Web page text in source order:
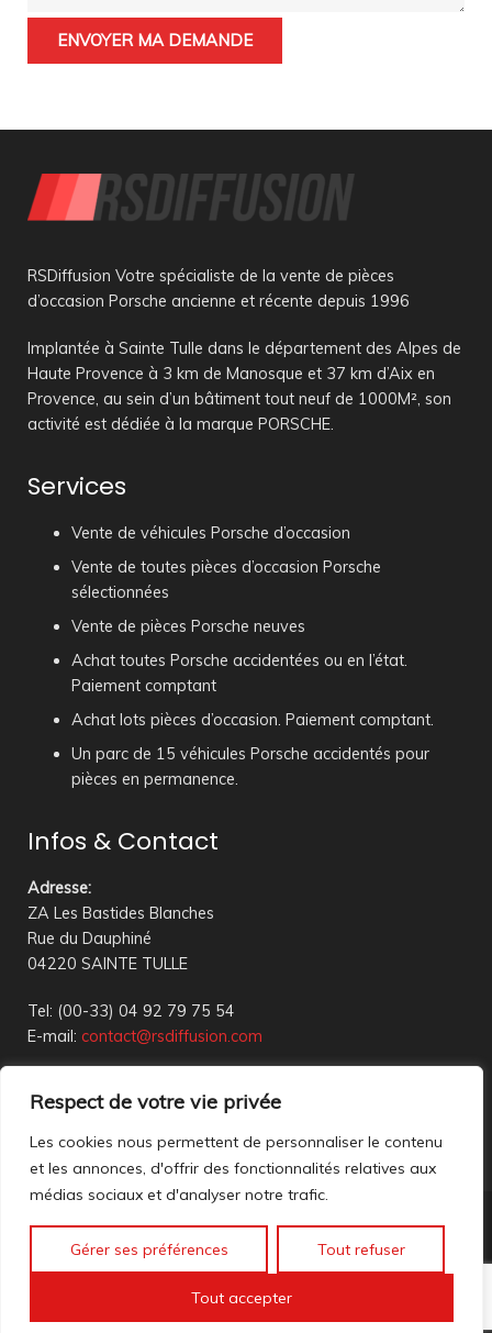
Respect de votre vie privée
Les cookies nous permettent de personnaliser le contenu
et les annonces, d'offrir des fonctionnalités relatives aux
médias sociaux et d'analyser notre trafic.
Gérer ses préférences Tout refuser
Tout accepter
RSDiffusion Votre spécialiste de la vente de pièces
d’occasion Porsche ancienne et récente depuis 1996
Implantée à Sainte Tulle dans le département des Alpes de
Haute Provence à 3 km de Manosque et 37 km d’Aix en
Provence, au sein d’un bâtiment tout neuf de 1000M², son
activité est dédiée à la marque PORSCHE.
Services
Vente de véhicules Porsche d’occasion
Vente de toutes pièces d’occasion Porsche
sélectionnées
Vente de pièces Porsche neuves
Achat toutes Porsche accidentées ou en l’état.
Paiement comptant
Achat lots pièces d’occasion. Paiement comptant.
Un parc de 15 véhicules Porsche accidentés pour
pièces en permanence.
Infos & Contact
Adresse:
ZA Les Bastides Blanches
Rue du Dauphiné
04220 SAINTE TULLE
Tel: (00-33) 04 92 79 75 54
E-mail: contact@rsdiffusion.com
18h00
Réception en magasin sur rendez-vous uniquement
Nous contacter
Mentions légales
Accéder à nos anciennes annonces